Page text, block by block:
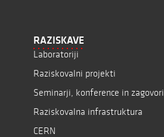
RAZISKAVE
Laboratoriji
Raziskovalni projekti
Seminarji, konference in zagovori
Raziskovalna infrastruktura
CERN